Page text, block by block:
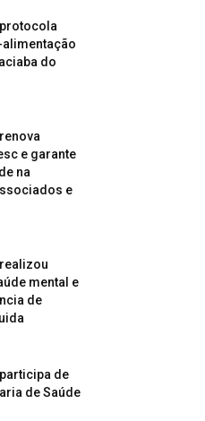
do
e garante
na
e
mental e
de
de
de Saúde